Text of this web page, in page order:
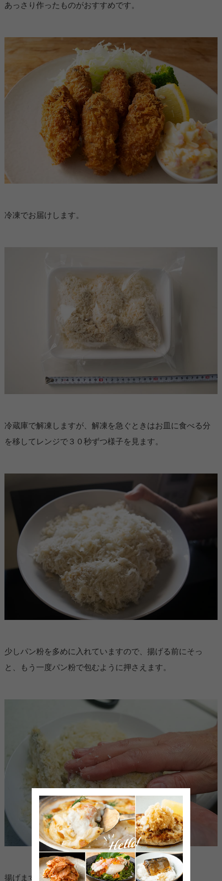
あっさり作ったものがおすすめです。
冷凍でお届けします。
冷蔵庫で解凍しますが、解凍を急ぐときはお皿に食べる分
を移してレンジで３０秒ずつ様子を見ます。
少しパン粉を多めに入れていますので、揚げる前にそっ
と、もう一度パン粉で包むように押さえます。
揚げます。中火でゆっくり３分から４分